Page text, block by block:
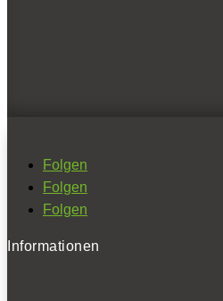
Folgen
Folgen
Folgen
Informationen